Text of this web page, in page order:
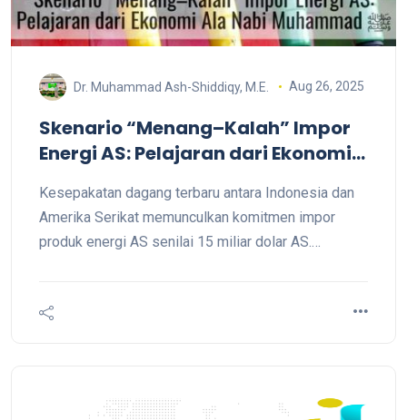
Dr. Muhammad Ash-Shiddiqy, M.E. Aug 26, 2025
Skenario “Menang–Kalah” Impor
Energi AS: Pelajaran dari Ekonomi
Kesepakatan dagang terbaru antara Indonesia dan
Amerika Serikat memunculkan komitmen impor
produk energi AS senilai 15 miliar dolar AS.
dikhawatirkan membawa Indonesia pada situasi